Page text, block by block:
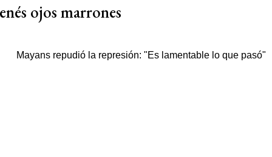
ojos marrones